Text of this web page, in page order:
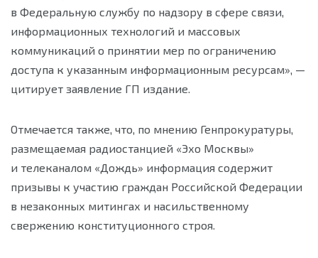
в Федеральную службу по надзору в сфере связи,
информационных технологий и массовых
коммуникаций о принятии мер по ограничению
доступа к указанным информационным ресурсам», —
цитирует заявление ГП издание.
Отмечается также, что, по мнению Генпрокуратуры,
размещаемая радиостанцией «Эхо Москвы»
и телеканалом «Дождь» информация содержит
призывы к участию граждан Российской Федерации
в незаконных митингах и насильственному
свержению конституционного строя.